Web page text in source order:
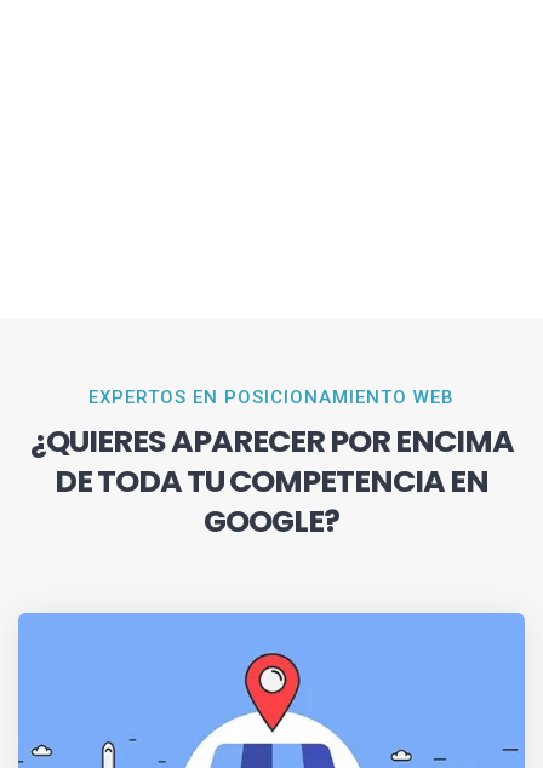
EXPERTOS EN POSICIONAMIENTO WEB
¿QUIERES APARECER POR ENCIMA
DE TODA TU COMPETENCIA EN
GOOGLE?